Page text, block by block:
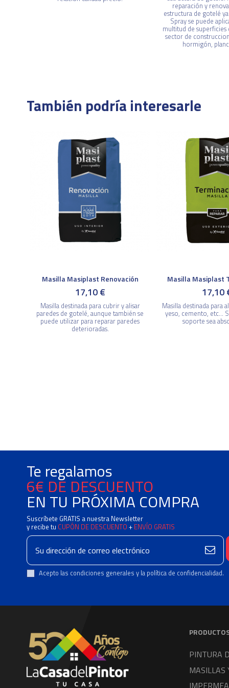
reparación y
estructura de gotelé
Spray se puede
multitud de superficies
sector de
hormigón,
También podría interesarle
Masilla Masiplast Renovación
17,10 €
Masilla destinada para cubrir y alisar
paredes de gotelé, aunque también se
puede utilizar para reparar paredes
deterioradas.
Masilla Masiplast
17,10
Masilla destinada para
yeso, cemento, etc...
soporte sea
Acepto las condiciones generales y la política de confidencialidad.
Te regalamos
6€ DE DESCUENTO
EN TU PRÓXIMA COMPRA
Suscríbete GRATIS a nuestra Newsletter
y recibe tu CUPÓN DE DESCUENTO + ENVÍO GRATIS
PINTURA
MASILLAS